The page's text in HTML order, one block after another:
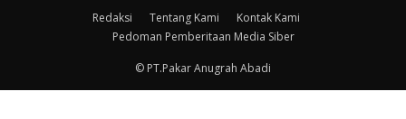
Redaksi Tentang Kami
Kontak Kami
Pedoman Pemberitaan Media Siber
© PT.Pakar Anugrah Abadi